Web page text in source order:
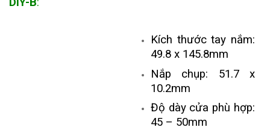
Kích thước tay nắm:
49.8 x 145.8mm
Nắp chụp: 51.7 x
10.2mm
Độ dày cửa phù hợp:
45 – 50mm